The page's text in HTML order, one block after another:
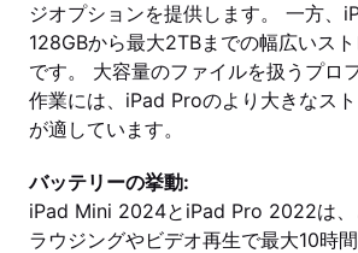
ジオプションを提供します。 一方、
128GBから最大2TBまでの幅広いス
です。 大容量のファイルを扱うプロ
作業には、iPad Proのより大きなス
が適しています。
バッテリーの挙動:
iPad Mini 2024とiPad Pro 2022は、
ラウジングやビデオ再生で最大10時